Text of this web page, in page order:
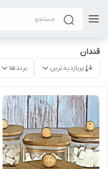
قندان
پربازدیدترین برندها